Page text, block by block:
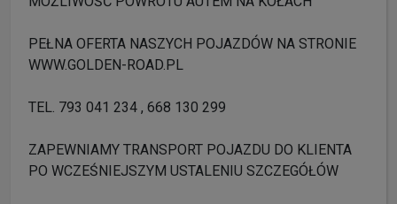
PEŁNA OFERTA NASZYCH POJAZDÓW NA STRONIE
WWW.GOLDEN-ROAD.PL
TEL. 793 041 234 , 668 130 299
ZAPEWNIAMY TRANSPORT POJAZDU DO KLIENTA
PO WCZEŚNIEJSZYM USTALENIU SZCZEGÓŁÓW